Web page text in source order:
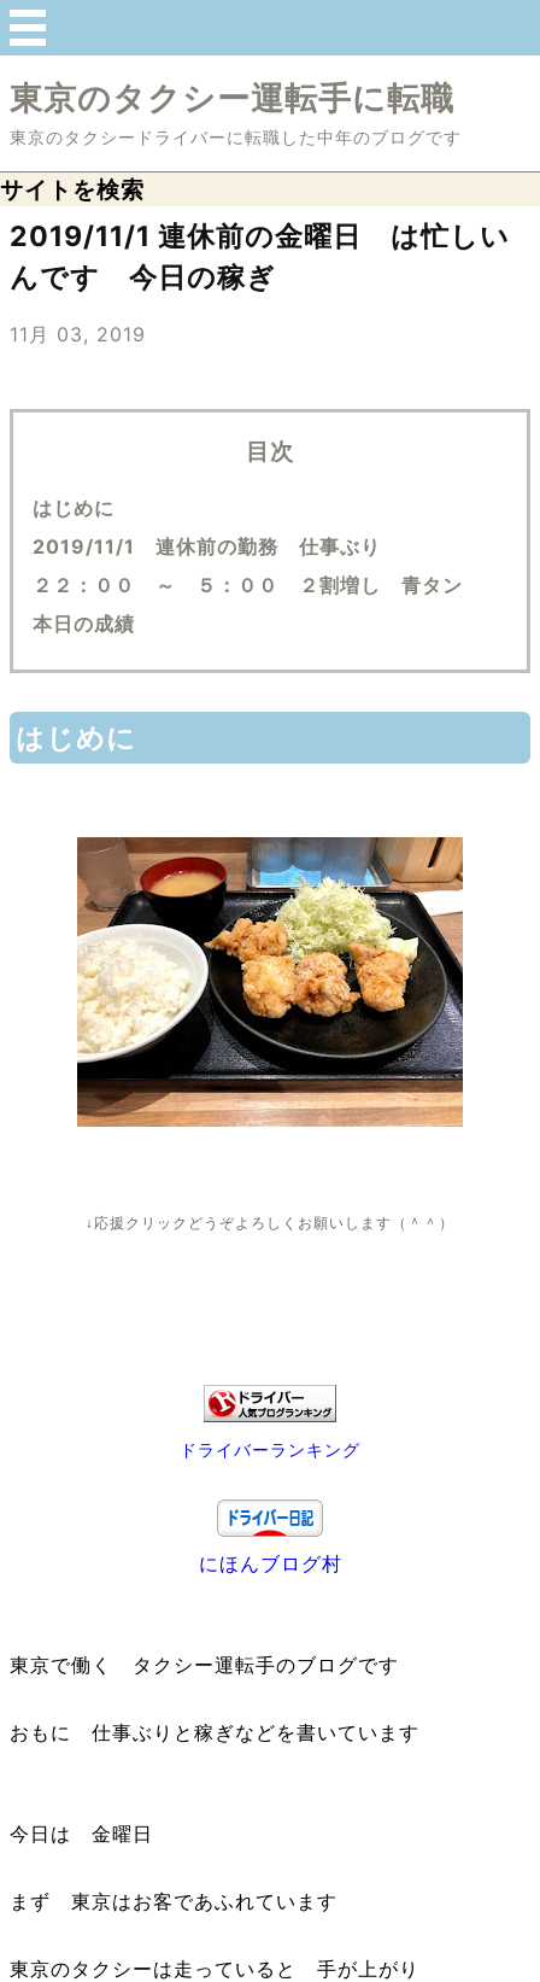
東京のタクシー運転手に転職
東京のタクシードライバーに転職した中年のブログです
サイトを検索
2019/11/1 連休前の金曜日 は忙しい
んです 今日の稼ぎ
11月 03, 2019
目次
はじめに
2019/11/1 連休前の勤務 仕事ぶり
２２：００ ～ ５：００ ２割増し 青タン
本日の成績
はじめに
↓応援クリックどうぞよろしくお願いします（＾＾）
ドライバーランキング
にほんブログ村
東京で働く タクシー運転手のブログです
おもに 仕事ぶりと稼ぎなどを書いています
今日は 金曜日
まず 東京はお客であふれています
東京のタクシーは走っていると 手が上がり